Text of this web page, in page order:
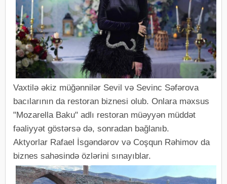
Vaxtilə əkiz müğənnilər Sevil və Sevinc Səfərova
bacılarının da restoran biznesi olub. Onlara məxsus
"Mozarella Baku" adlı restoran müəyyən müddət
fəaliyyət göstərsə də, sonradan bağlanıb.
Aktyorlar Rafael İsgəndərov və Coşqun Rəhimov da
biznes sahəsində özlərini sınayıblar.